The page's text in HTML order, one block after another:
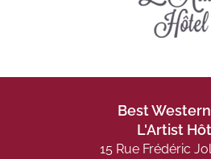
Best
L'Artist
15 Rue Frédéric